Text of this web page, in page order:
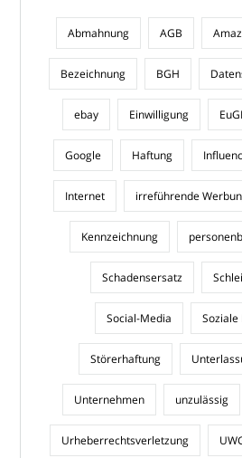
Abmahnung AGB
Bezeichnung BGH
ebay Einwilligung
Google Haftung
Internet irreführende
Kennzeichnung
Schadensersatz
Social-Media
Störerhaftung
Unternehmen unzulässig
Urheberrechtsverletzung